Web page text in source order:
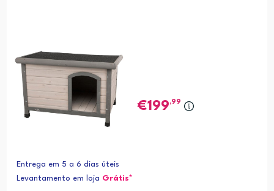
199,99
Entrega em 5 a 6 dias úteis
Levantamento em loja Grátis*